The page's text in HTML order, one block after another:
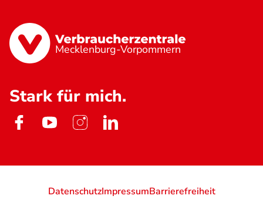
Mecklenburg-Vorpommern
Stark für mich.
DatenschutzImpressumBarrierefreiheit